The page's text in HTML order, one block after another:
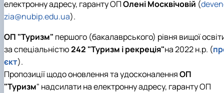
електронну адресу, гаранту ОПОлені Москвічовій (
zia@nubip.edu.ua).
ОП "Туризм" першого (бакалаврського) рівня вищої
за спеціальністю242 "Туризм і рекреція"на 2022 н.р. (
єкт).
Пропозиції щодо оновлення та удосконаленняОП
"Туризм" надсилати на електронну адресу, гаранту ОП